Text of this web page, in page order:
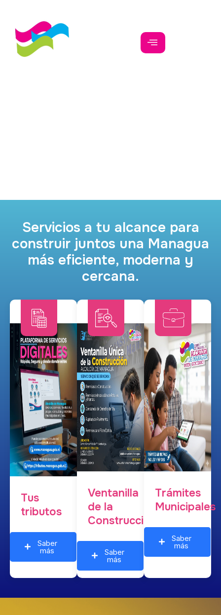
Servicios a tu alcance para
construir juntos una Managua
más eficiente, moderna y
cercana.
Tus
tributos
Saber
más
Ventanilla
de la
Construcción
Saber
más
Trámites
Municipales
Saber
más